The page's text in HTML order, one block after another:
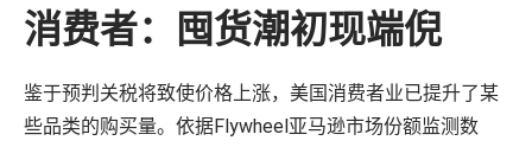
组织转型
消费者：囤货潮初现端倪
鉴于预判关税将致使价格上涨，美国消费者业已提升了某
些品类的购买量。依据Flywheel亚马逊市场份额监测数